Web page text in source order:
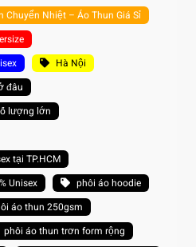
Chuyển Nhiệt – Áo Thun Giá Sỉ
Hà Nội
đâu
lượng lớn
tại TP.HCM
Unisex
phôi áo hoodie
áo thun 250gsm
phôi áo thun trơn form rộng